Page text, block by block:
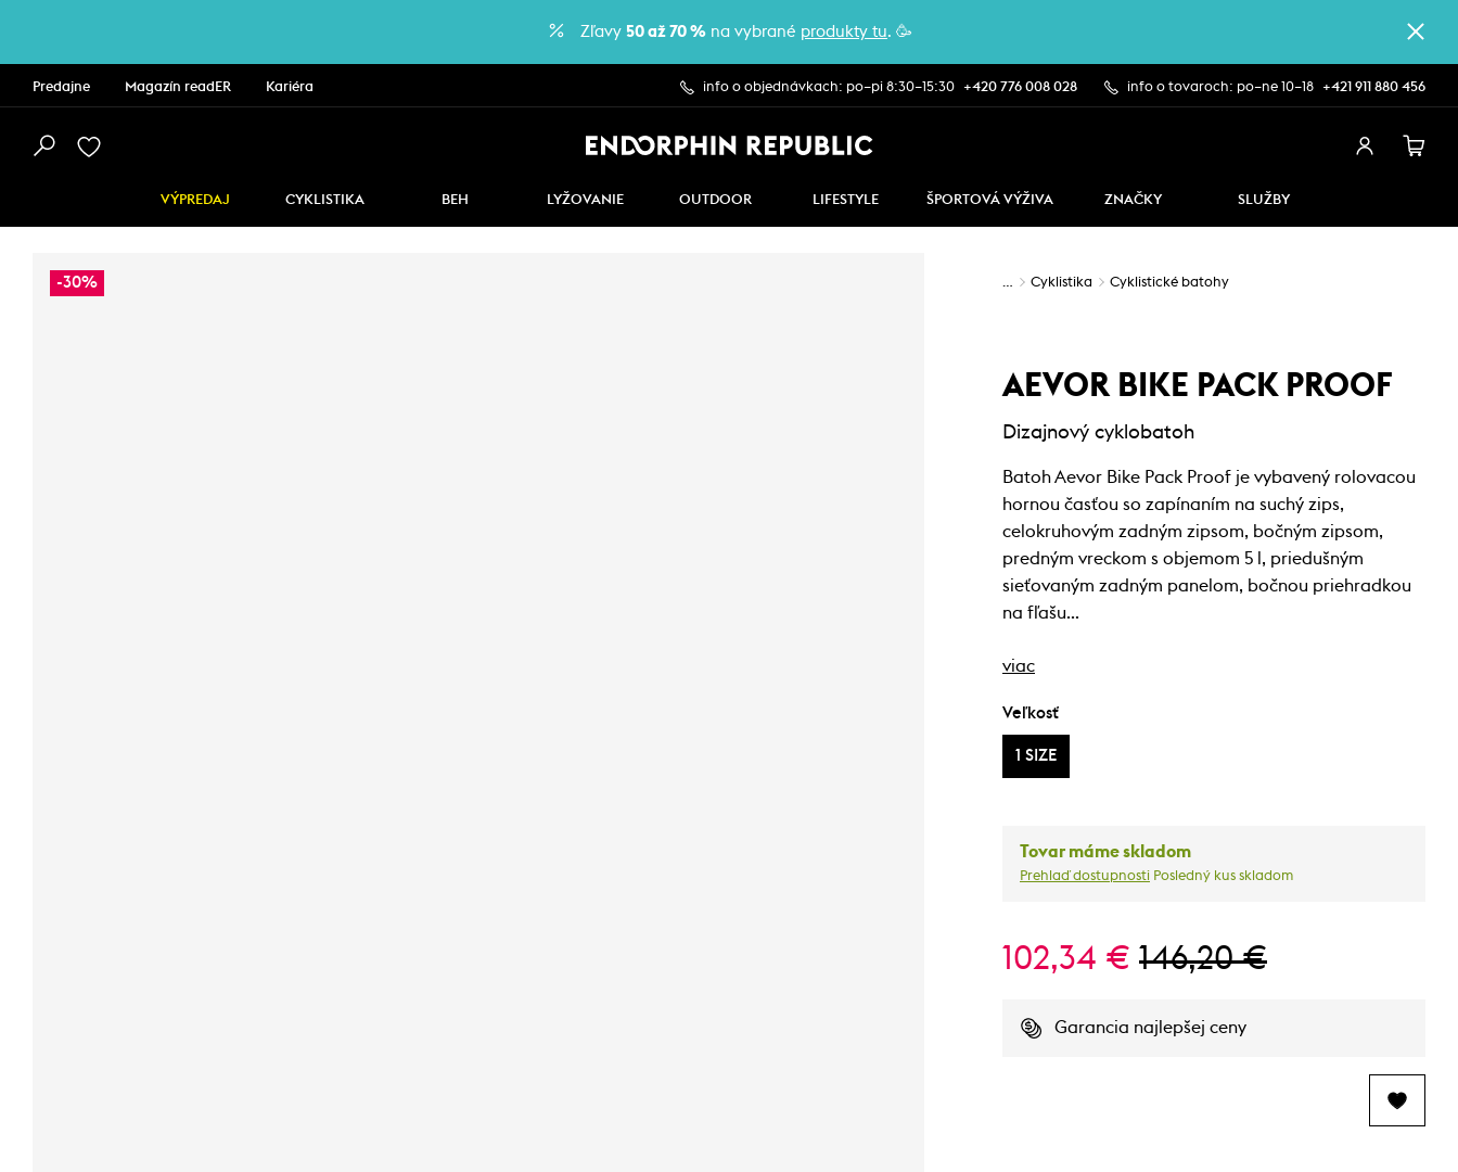
Zľavy 50 až 70 % na vybrané produkty tu. 🥳
Predajne Magazín readER Kariéra info o objednávkach: po–pi 8:30–15:30 +420 776 008 028 info o tovaroch: po–ne 10–18 +421 911 880 456
VÝPREDAJ CYKLISTIKA BEH LYŽOVANIE OUTDOOR LIFESTYLE ŠPORTOVÁ VÝŽIVA ZNAČKY SLUŽBY
-30% … Cyklistika Cyklistické batohy
AEVOR BIKE PACK PROOF
Dizajnový cyklobatoh
Batoh Aevor Bike Pack Proof je vybavený rolovacou
hornou časťou so zapínaním na suchý zips,
celokruhovým zadným zipsom, bočným zipsom,
predným vreckom s objemom 5 l, priedušným
sieťovaným zadným panelom, bočnou priehradkou
na fľašu…
viac
Veľkosť
1 SIZE
Tovar máme skladom
Prehlaď dostupnosti Posledný kus skladom
102,34 € 146,20 €
Garancia najlepšej ceny